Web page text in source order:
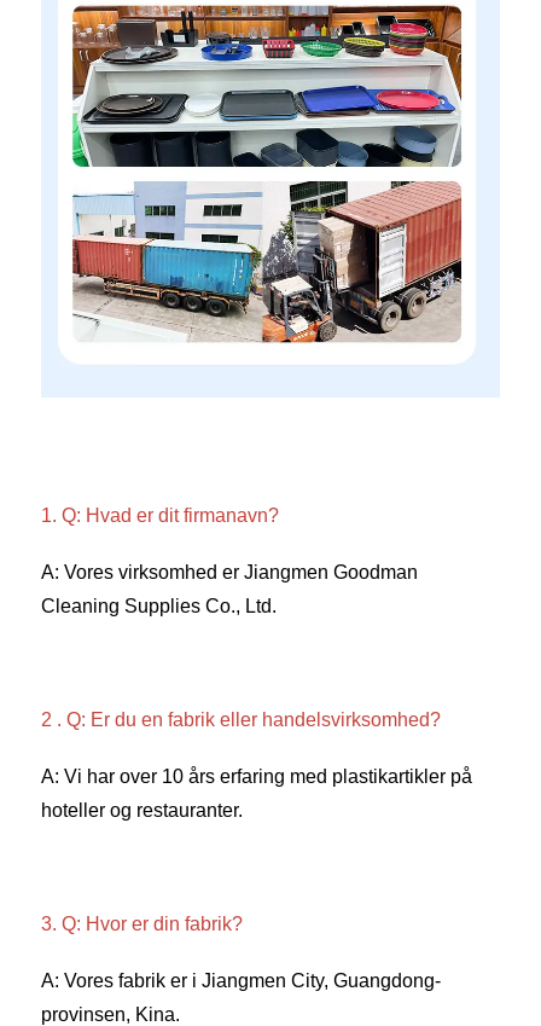
1. Q: Hvad er dit firmanavn?
A: Vores virksomhed er Jiangmen Goodman
Cleaning Supplies Co., Ltd.
2 . Q: Er du en fabrik eller handelsvirksomhed?
A: Vi har over 10 års erfaring med plastikartikler på
hoteller og restauranter.
3. Q: Hvor er din fabrik?
A: Vores fabrik er i Jiangmen City, Guangdong-
provinsen, Kina.